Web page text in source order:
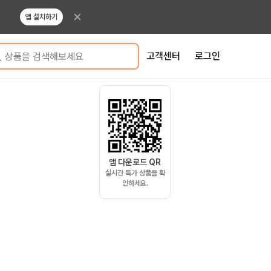
앱 설치하기
상품을 검색해보세요 고객센터 로그인
앱 다운로드 QR
실시간 특가 상품을 확
인하세요.